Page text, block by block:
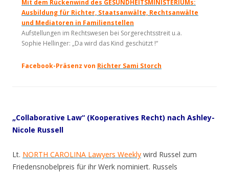
Mit dem Rückenwind des GESUNDHEITSMINISTERIUMs:
Ausbildung für Richter, Staatsanwälte, Rechtsanwälte
und Mediatoren in Familienstellen
Aufstellungen im Rechtswesen bei Sorgerechtsstreit u.a.
Sophie Hellinger: „Da wird das Kind geschützt !“
Facebook-Präsenz von Richter Sami Storch
„Collaborative Law“ (Kooperatives Recht) nach Ashley-
Nicole Russell
Lt. NORTH CAROLINA Lawyers Weekly wird Russel zum
Friedensnobelpreis für ihr Werk nominiert. Russels